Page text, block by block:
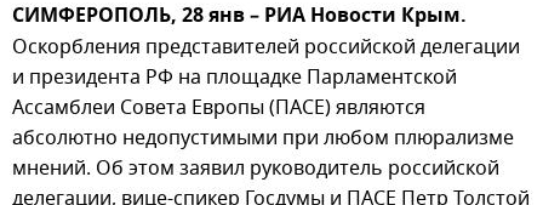
СИМФЕРОПОЛЬ, 28 янв – РИА Новости Крым.
Оскорбления представителей российской делегации
и президента РФ на площадке Парламентской
Ассамблеи Совета Европы (ПАСЕ) являются
абсолютно недопустимыми при любом плюрализме
мнений. Об этом заявил руководитель российской
делегации, вице-спикер Госдумы и ПАСЕ Петр Толстой